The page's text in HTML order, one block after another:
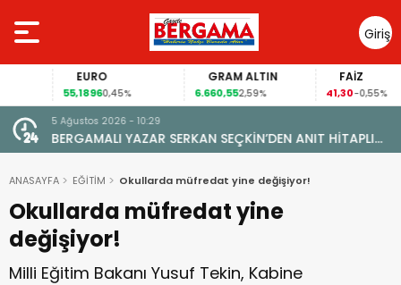
Giriş
Yap
EURO
55,18960,45%
GRAM ALTIN
6.660,552,59%
FAİZ
41,30-0,55%
5 Ağustos 2026 - 10:29
BERGAMALI YAZAR SERKAN SEÇKİN’DEN ANIT HİTAPLI
KİTAP: “PERGAMON’DAN ARTVİN’E”
ANASAYFA EĞİTİM Okullarda müfredat yine değişiyor!
Okullarda müfredat yine
değişiyor!
Milli Eğitim Bakanı Yusuf Tekin, Kabine